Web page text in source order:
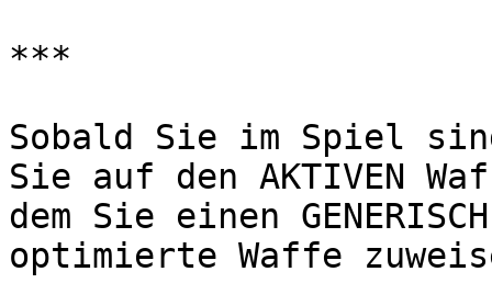
***
Sobald Sie im Spiel
Sie auf den AKTIVEN
dem Sie einen
optimierte Waffe